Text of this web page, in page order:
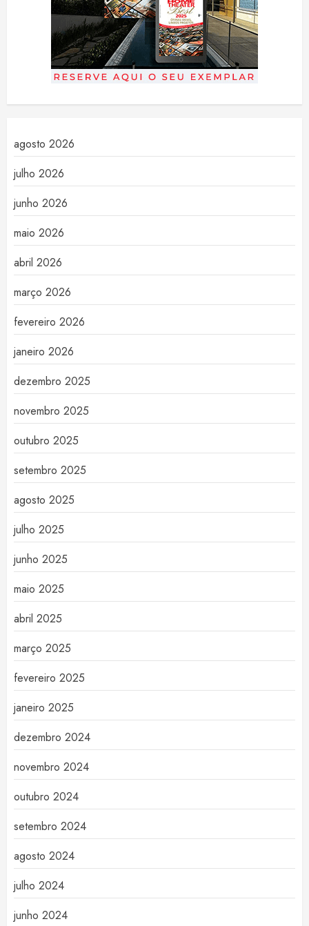
agosto 2026
julho 2026
junho 2026
maio 2026
abril 2026
março 2026
fevereiro 2026
janeiro 2026
dezembro 2025
novembro 2025
outubro 2025
setembro 2025
agosto 2025
julho 2025
junho 2025
maio 2025
abril 2025
março 2025
fevereiro 2025
janeiro 2025
dezembro 2024
novembro 2024
outubro 2024
setembro 2024
agosto 2024
julho 2024
junho 2024